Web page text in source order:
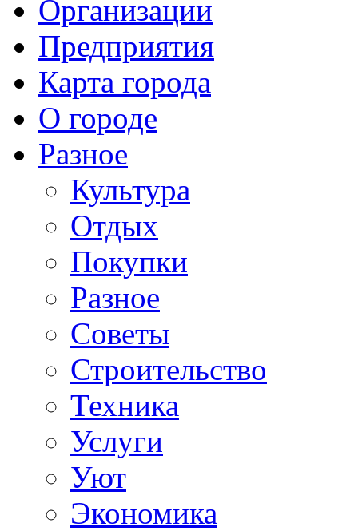
Организации
Предприятия
Карта города
О городе
Разное
Культура
Отдых
Покупки
Разное
Советы
Строительство
Техника
Услуги
Уют
Экономика